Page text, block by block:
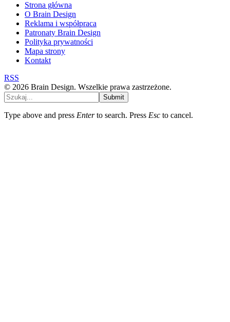
Strona główna
O Brain Design
Reklama i współpraca
Patronaty Brain Design
Polityka prywatności
Mapa strony
Kontakt
RSS
© 2026 Brain Design. Wszelkie prawa zastrzeżone.
Submit
Type above and press Enterto search. Press Esc to cancel.